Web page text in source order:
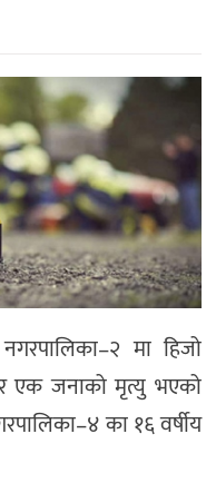
मा हिजो
एक जनाको मृत्यु भएको
का १६ वर्षीय